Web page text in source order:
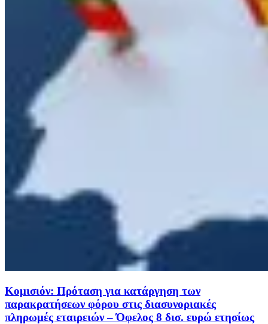
Κομισιόν: Πρόταση για κατάργηση των
παρακρατήσεων φόρου στις διασυνοριακές
πληρωμές εταιρειών – Όφελος 8 δισ. ευρώ ετησίως